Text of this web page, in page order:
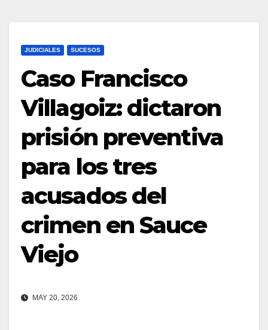
JUDICIALES SUCESOS
Caso Francisco
Villagoiz: dictaron
prisión preventiva
para los tres
acusados del
crimen en Sauce
Viejo
MAY 20, 2026